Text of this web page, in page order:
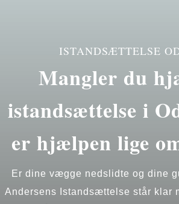
ISTANDSÆTTELSE
Mangler du
istandsættelse i
er hjælpen lige
Er dine vægge nedslidte og dine
Andersens Istandsættelse står klar